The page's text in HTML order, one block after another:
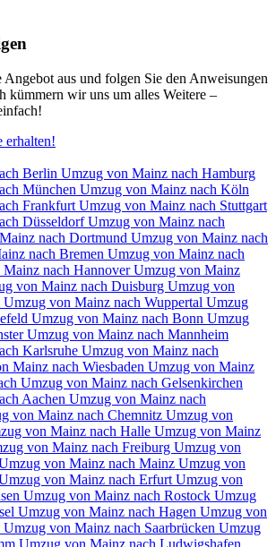
Angebot aus und folgen Sie den Anweisungen
kümmern wir uns um alles Weitere –
erhalten!
Berlin Umzug von Mainz nach Hamburg
München Umzug von Mainz nach Köln
Frankfurt Umzug von Mainz nach Stuttgart
DüsseldorfUmzug von Mainz nach
nach Dortmund Umzug von Mainz nach
nach Bremen Umzug von Mainz nach
nach HannoverUmzug von Mainz
von Mainz nach Duisburg Umzug von
Umzug von Mainz nach Wuppertal Umzug
Umzug von Mainz nach Bonn Umzug
Umzug von Mainz nach Mannheim
Karlsruhe Umzug von Mainz nach
Mainz nach Wiesbaden Umzug von Mainz
Umzug von Mainz nach Gelsenkirchen
Aachen Umzug von Mainz nach
von Mainz nach Chemnitz⁠ Umzug von
von Mainz nach Halle Umzug von Mainz
von Mainz nach Freiburg Umzug von
von Mainz nach Mainz Umzug von
von Mainz nach Erfurt Umzug von
Umzug von Mainz nach Rostock Umzug
Umzug von Mainz nach Hagen Umzug von
Umzug von Mainz nach Saarbrücken Umzug
Umzug von Mainz nach Ludwigshafen